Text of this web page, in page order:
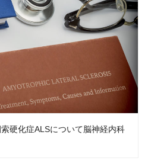
硬化症ALSについて脳神経内科